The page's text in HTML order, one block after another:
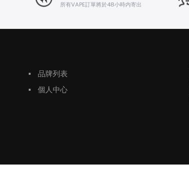
所有VAPE訂單將於48小時内寄出
▪
品牌列表
▪
個人中心